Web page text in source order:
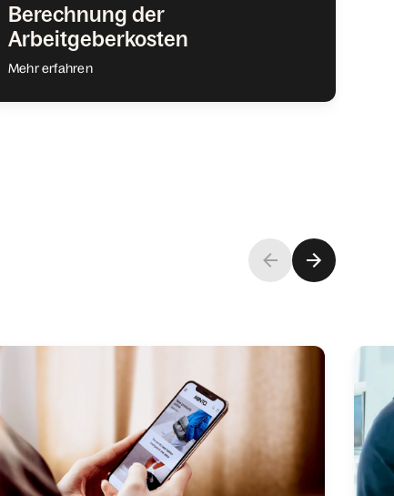
Berechnung der
Arbeitgeberkosten
Mehr erfahren